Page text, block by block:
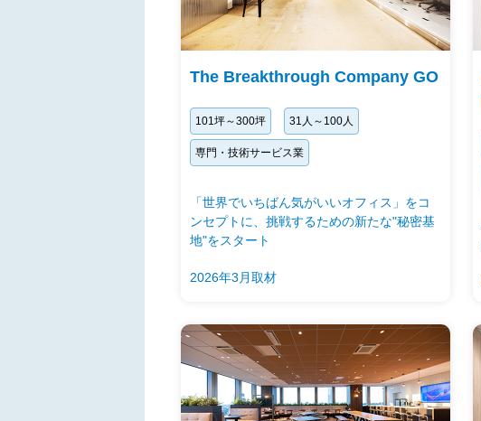
The Breakthrough Company GO
101坪～300坪 31人～100人
専門・技術サービス業
「世界でいちばん気がいいオフィス」をコ
ンセプトに、挑戦するための新たな"秘密基
地"をスタート
2026年3月取材